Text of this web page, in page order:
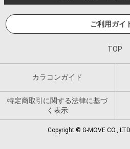
ご利用ガイ
TOP
カラコンガイド
特定商取引に関する法律に基づ
く表示
Copyright © G-MOVE CO.,